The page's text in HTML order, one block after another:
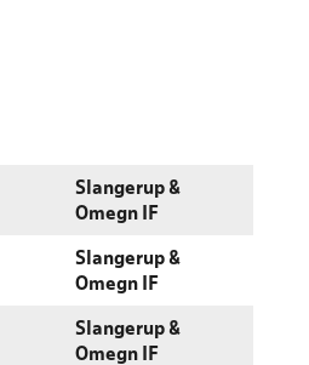
Slangerup &
Omegn IF
Slangerup &
Omegn IF
Slangerup &
Omegn IF